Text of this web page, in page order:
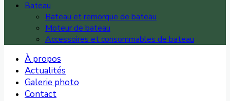
Bateau
Bateau et remorque de bateau
Moteur de bateau
Accessoires et consommables de bateau
À propos
Actualités
Galerie photo
Contact